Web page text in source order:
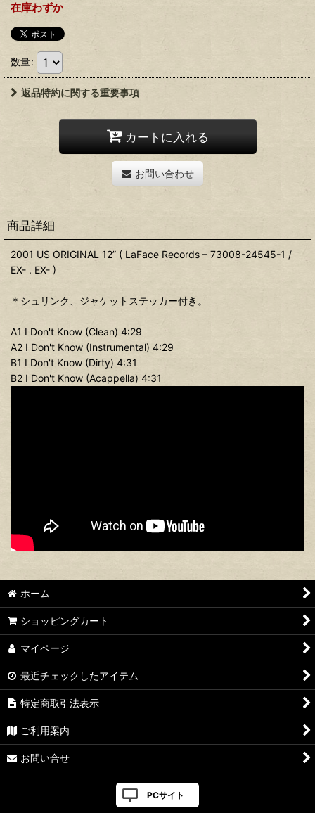
在庫わずか
数量:
返品特約に関する重要事項
カートに入れる
お問い合わせ
商品詳細
2001 US ORIGINAL 12” ( LaFace Records – 73008-24545-1 /
EX- . EX- )
＊シュリンク、ジャケットステッカー付き。
A1 I Don't Know (Clean) 4:29
A2 I Don't Know (Instrumental) 4:29
B1 I Don't Know (Dirty) 4:31
B2 I Don't Know (Acappella) 4:31
ホーム
ショッピングカート
マイページ
最近チェックしたアイテム
特定商取引法表示
ご利用案内
お問い合せ
PCサイト